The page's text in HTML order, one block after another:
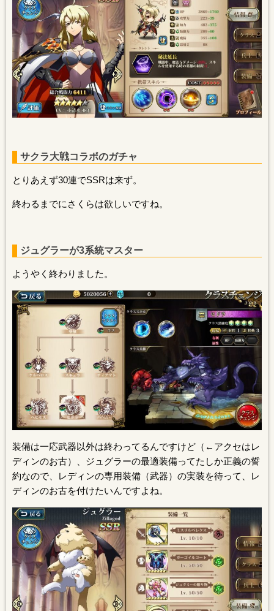
サクラ大戦コラボのガチャ
とりあえず30連でSSRは来ず。
終わるまでにさくらは欲しいですね。
ジュグラーが3系統マスター
ようやく終わりました。
装備は一応武器以外は終わってるんですけど（←アクセはレ
ディンのお古）、ジュグラーの最適装備ってたしか正義の誓
約なので、レディンの専用装備（武器）の実装を待って、レ
ディンのお古を付けたいんですよね。